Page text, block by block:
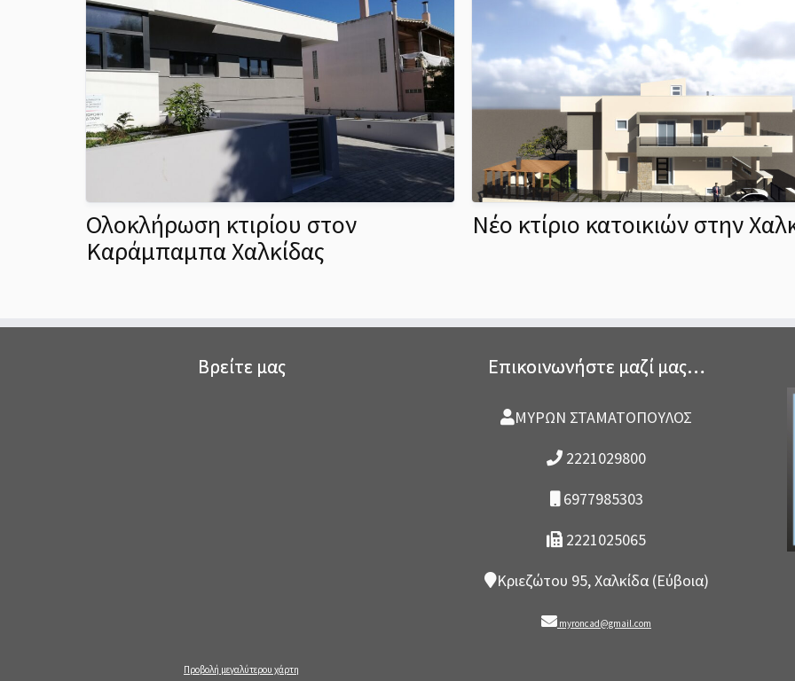
Ολοκλήρωση κτιρίου στον
Καράμπαμπα Χαλκίδας
Νέο κτίριο κατοικιών στην
Βρείτε μας
Προβολή μεγαλύτερου χάρτη
Επικοινωνήστε μαζί μας…
ΜΥΡΩΝ ΣΤΑΜΑΤΟΠΟΥΛΟΣ
2221029800
6977985303
2221025065
Κριεζώτου 95, Χαλκίδα (Εύβοια)
myroncad@gmail.com